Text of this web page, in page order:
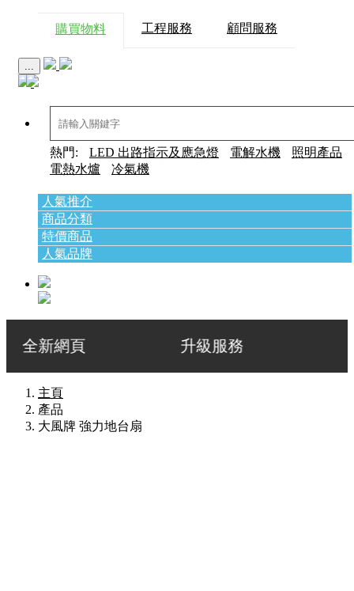
購買物料 工程服務 顧問服務
...
熱門: LED 出路指示及應急燈 電解水機
照明產品
電熱水爐
冷氣機
人氣推介
商品分類
特價商品
人氣品牌
全新網頁 升級服務
主頁
產品
大風牌 強力地台扇